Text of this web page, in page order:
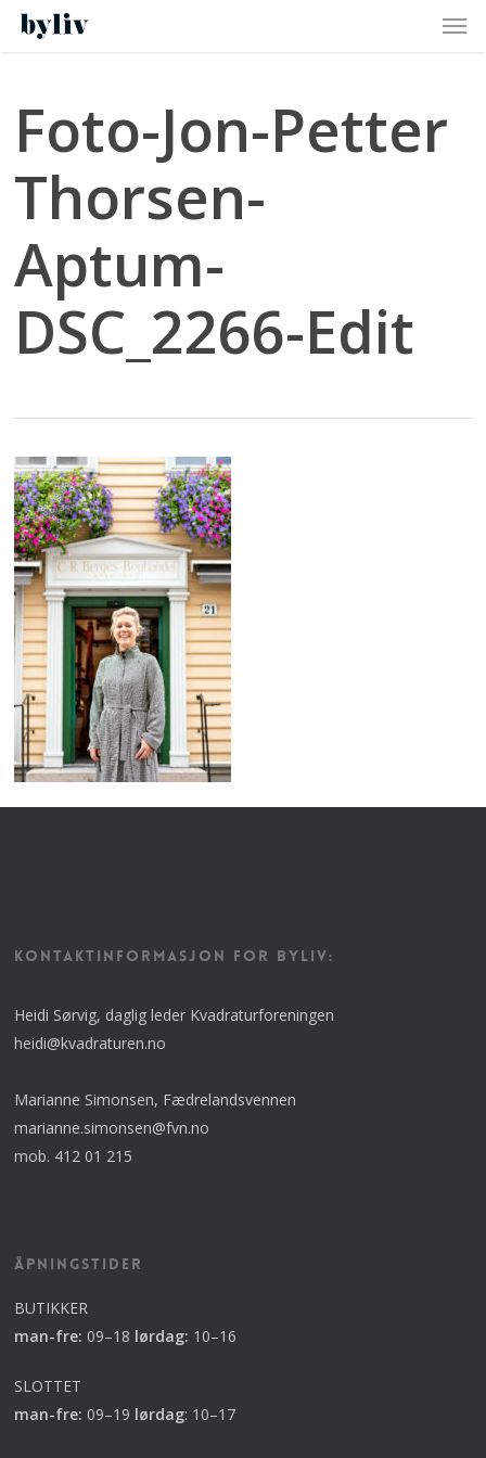
Skip
Foto-Jon-Petter
Thorsen-
Aptum-
DSC_2266-Edit
KONTAKTINFORMASJON FOR BYLIV:
Heidi Sørvig, daglig leder Kvadraturforeningen
heidi@kvadraturen.no
Marianne Simonsen, Fædrelandsvennen
marianne.simonsen@fvn.no
mob. 412 01 215
Åpningstider
BUTIKKER
man-fre: 09–18 lørdag: 10–16
SLOTTET
man-fre: 09–19 lørdag: 10–17